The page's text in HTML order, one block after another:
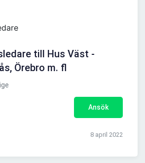
till Hus Väst -
Örebro m. fl
Ansök
8 april 2022